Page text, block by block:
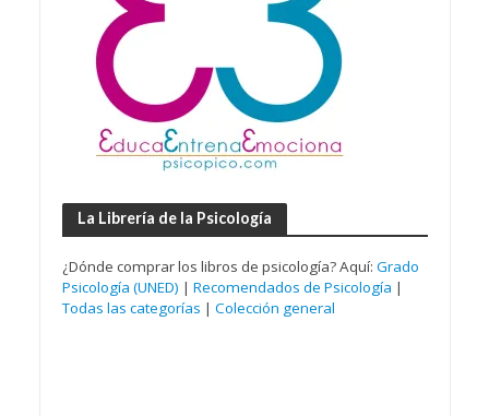
La Librería de la Psicología
¿Dónde comprar los libros de psicología? Aquí: Grado
Psicología (UNED) | Recomendados de Psicología |
Todas las categorías | Colección general